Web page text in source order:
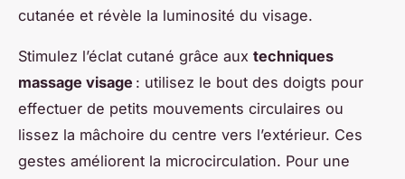
cutanée et révèle la luminosité du visage.
Stimulez l’éclat cutané grâce aux techniques
massage visage : utilisez le bout des doigts pour
effectuer de petits mouvements circulaires ou
lissez la mâchoire du centre vers l’extérieur. Ces
gestes améliorent la microcirculation. Pour une